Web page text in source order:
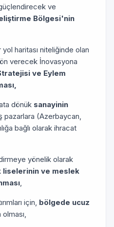
ve
Bölgesi'nin
yol haritası niteliğinde olan
verecek İnovasyona
ve Eylem
dönük sanayinin
pazarlara (Azerbaycan,
bağlı olarak ihracat
yönelik olarak
liselerinin ve meslek
,
için, bölgede ucuz